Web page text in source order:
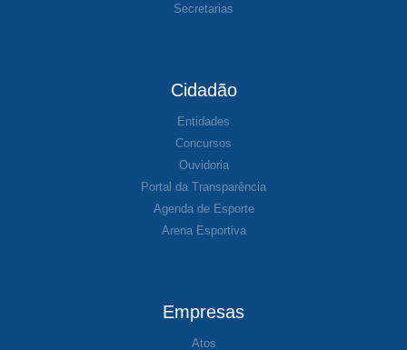
Secretarias
Cidadão
Entidades
Concursos
Ouvidoria
Portal da Transparência
Agenda de Esporte
Arena Esportiva
Empresas
Atos